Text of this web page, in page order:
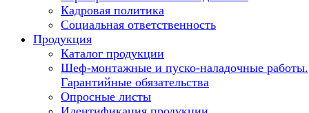
Кадровая политика
Социальная ответственность
Продукция
Каталог продукции
Шеф-монтажные и пуско-наладочные работы.
Гарантийные обязательства
Опросные листы